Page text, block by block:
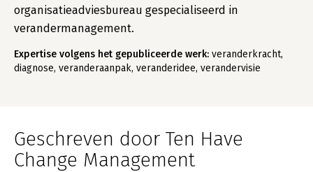
organisatieadviesbureau gespecialiseerd in
verandermanagement.
Expertise volgens het gepubliceerde werk: veranderkracht,
diagnose, veranderaanpak, veranderidee, verandervisie
Geschreven door Ten Have
Change Management